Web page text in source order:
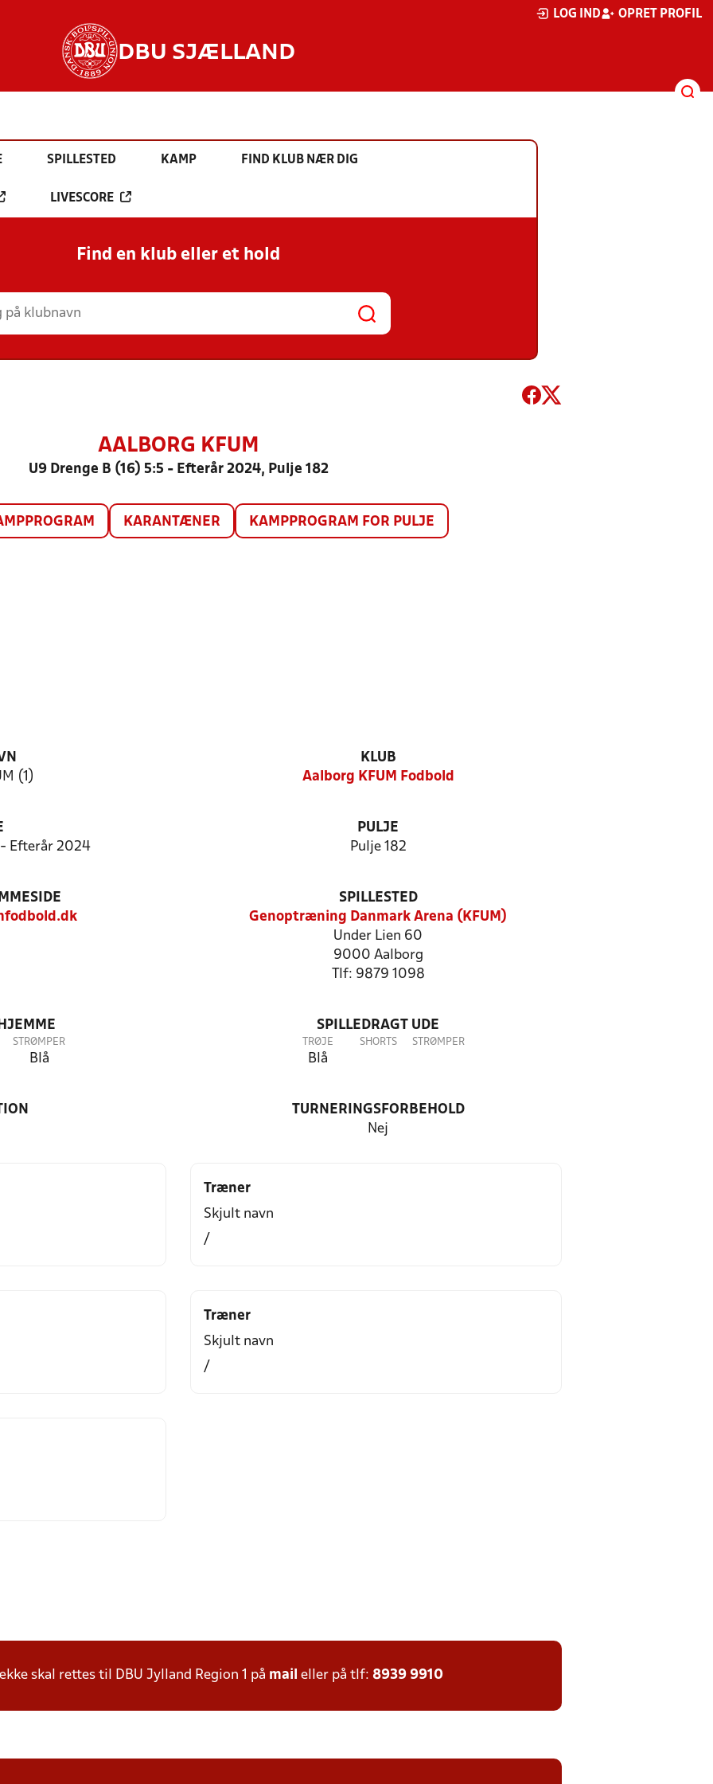
LOG IND OPRET PROFIL
DBU SJÆLLAND
SPILLESTED KAMP FIND KLUB NÆR DIG
LIVESCORE
Find en klub eller et hold
AALBORG KFUM
U9 Drenge B (16) 5:5 - Efterår 2024, Pulje 182
KARANTÆNER KAMPPROGRAM FOR PULJE
(1)
KLUB
Aalborg KFUM Fodbold
- Efterår 2024
PULJE
Pulje 182
SPILLESTED
Genoptræning Danmark Arena (KFUM)
Under Lien 60
9000 Aalborg
Tlf: 9879 1098
STRØMPER
Blå
SPILLEDRAGT UDE
TRØJE
Blå
SHORTS STRØMPER
TURNERINGSFORBEHOLD
Nej
Træner
Skjult navn
/
Træner
Skjult navn
/
skal rettes til DBU Jylland Region 1 på mail eller på tlf: 8939 9910